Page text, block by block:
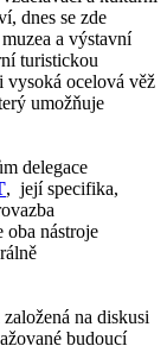
dnes se zde
a výstavní
turistickou
vysoká ocelová věž
umožňuje
delegace
, její specifika,
oba nástroje
na diskusi
budoucí